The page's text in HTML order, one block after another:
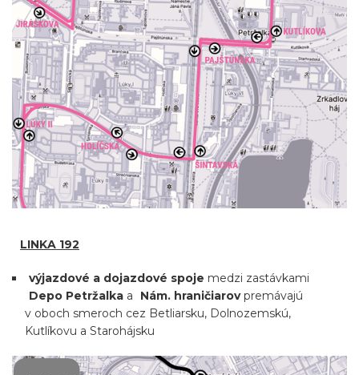
LINKA 192
výjazdové a dojazdové spoje medzi zastávkami
Depo Petržalka a Nám. hraničiarovpremávajú
v oboch smeroch cez Betliarsku, Dolnozemskú,
Kutlíkovu a Starohájsku